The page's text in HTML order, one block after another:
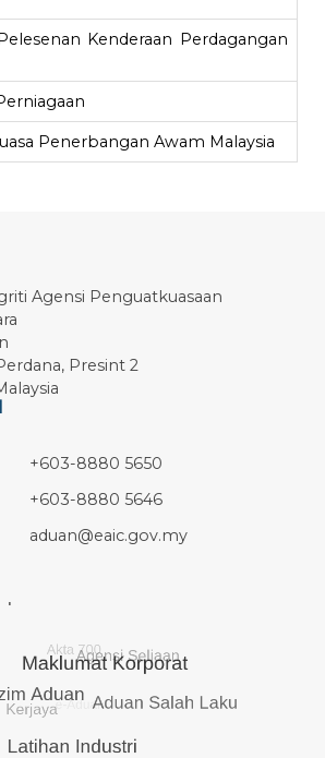
Kenderaan Perdagangan
Penerbangan Awam Malaysia
Agensi Penguatkuasaan
Presint 2
+603-8880 5650
+603-8880 5646
aduan@eaic.gov.my